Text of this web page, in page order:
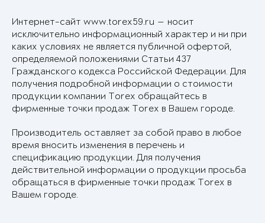
Интернет-сайт www.torex59.ru — носит
исключительно информационный характер и ни при
каких условиях не является публичной офертой,
определяемой положениями Статьи 437
Гражданского кодекса Российской Федерации. Для
получения подробной информации о стоимости
продукции компании Torex обращайтесь в
фирменные точки продаж Torex в Вашем городе.
Производитель оставляет за собой право в любое
время вносить изменения в перечень и
спецификацию продукции. Для получения
действительной информации о продукции просьба
обращаться в фирменные точки продаж Torex в
Вашем городе.